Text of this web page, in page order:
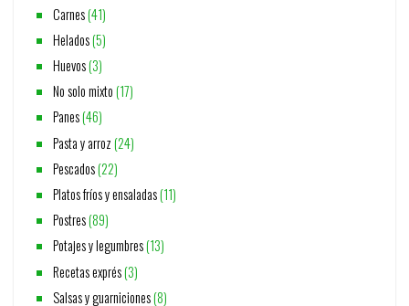
Carnes(41)
Helados(5)
Huevos(3)
No solo mixto(17)
Panes(46)
Pasta y arroz(24)
Pescados(22)
Platos fríos y ensaladas(11)
Postres(89)
Potajes y legumbres(13)
Recetas exprés(3)
Salsas y guarniciones(8)